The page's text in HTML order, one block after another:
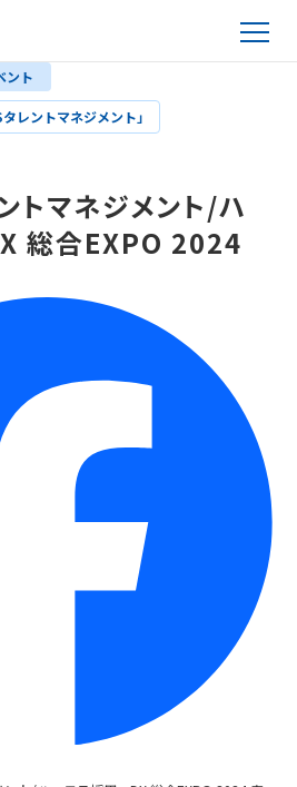
ント
レントマネジメント」
トマネジメント/ハ
総合EXPO 2024